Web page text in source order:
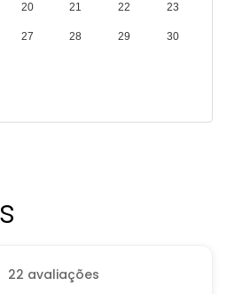
20 21 22 23
27 28 29 30
22 avaliações